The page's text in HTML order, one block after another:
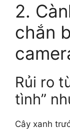
2.
chắn
Rủi ro
tình”
Cây xanh